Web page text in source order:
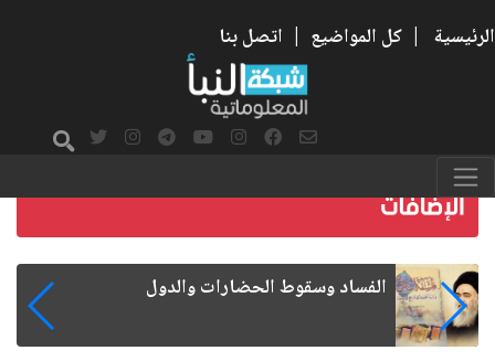
الرئيسية | كل المواضيع | اتصل بنا
رواتب الموظفين على صفيح ساخن